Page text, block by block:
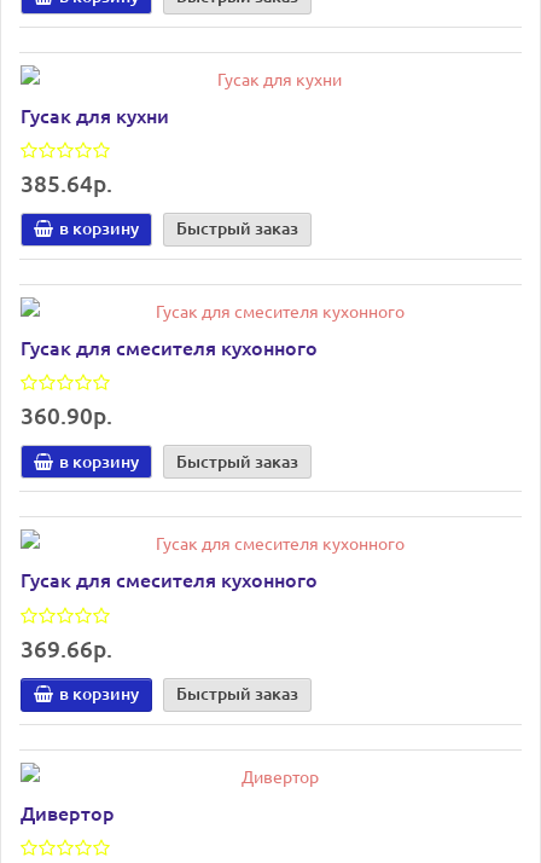
Гусак для кухни
385.64р.
в корзину Быстрый заказ
Гусак для смесителя кухонного
360.90р.
в корзину Быстрый заказ
Гусак для смесителя кухонного
369.66р.
в корзину Быстрый заказ
Дивертор